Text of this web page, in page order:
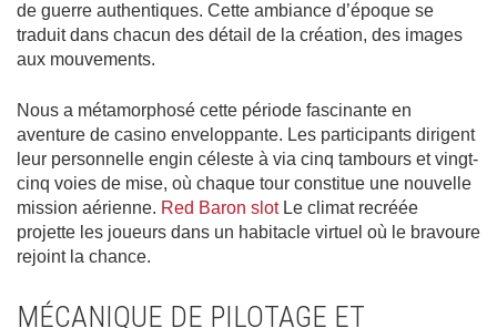
de guerre authentiques. Cette ambiance d’époque se
traduit dans chacun des détail de la création, des images
aux mouvements.
Nous a métamorphosé cette période fascinante en
aventure de casino enveloppante. Les participants dirigent
leur personnelle engin céleste à via cinq tambours et vingt-
cinq voies de mise, où chaque tour constitue une nouvelle
mission aérienne. Red Baron slotLe climat recréée
projette les joueurs dans un habitacle virtuel où le bravoure
rejoint la chance.
MÉCANIQUE DE PILOTAGE ET